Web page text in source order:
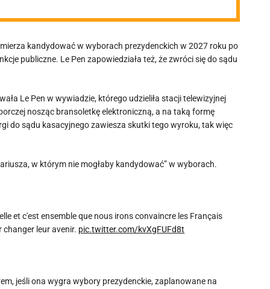
kandydować w wyborach prezydenckich w 2027 roku po
publiczne. Le Pen zapowiedziała też, że zwróci się do sądu
Le Pen w wywiadzie, którego udzieliła stacji telewizyjnej
nosząc bransoletkę elektroniczną, a na taką formę
do sądu kasacyjnego zawiesza skutki tego wyroku, tak więc
w którym nie mogłaby kandydować” w wyborach.
et c'est ensemble que nous irons convaincre les Français
changer leur avenir. pic.twitter.com/kvXgFUFd8t
jeśli ona wygra wybory prezydenckie, zaplanowane na